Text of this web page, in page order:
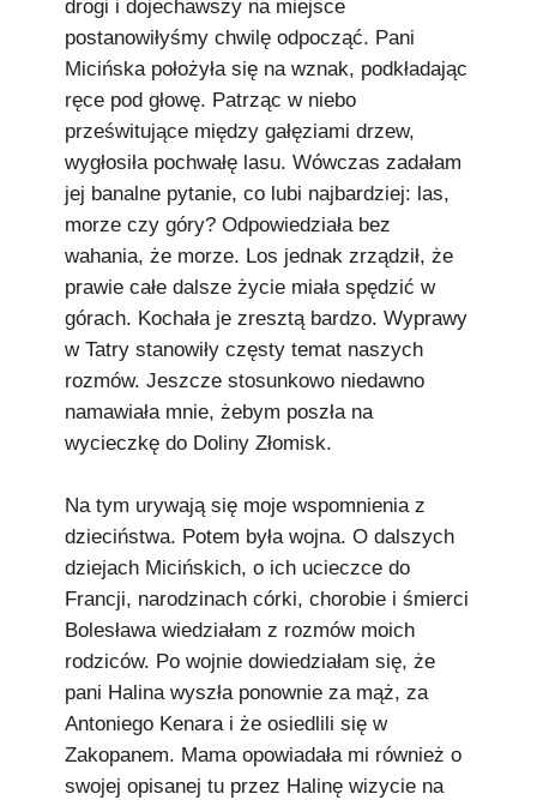
drogi i dojechawszy na miejsce
postanowiłyśmy chwilę odpocząć. Pani
Micińska położyła się na wznak, podkładając
ręce pod głowę. Patrząc w niebo
prześwitujące między gałęziami drzew,
wygłosiła pochwałę lasu. Wówczas zadałam
jej banalne pytanie, co lubi najbardziej: las,
morze czy góry? Odpowiedziała bez
wahania, że morze. Los jednak zrządził, że
prawie całe dalsze życie miała spędzić w
górach. Kochała je zresztą bardzo. Wyprawy
w Tatry stanowiły częsty temat naszych
rozmów. Jeszcze stosunkowo niedawno
namawiała mnie, żebym poszła na
wycieczkę do Doliny Złomisk.
Na tym urywają się moje wspomnienia z
dzieciństwa. Potem była wojna. O dalszych
dziejach Micińskich, o ich ucieczce do
Francji, narodzinach córki, chorobie i śmierci
Bolesława wiedziałam z rozmów moich
rodziców. Po wojnie dowiedziałam się, że
pani Halina wyszła ponownie za mąż, za
Antoniego Kenara i że osiedlili się w
Zakopanem. Mama opowiadała mi również o
swojej opisanej tu przez Halinę wizycie na